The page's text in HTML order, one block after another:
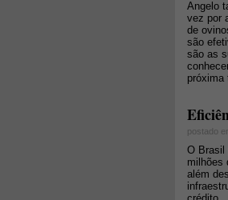
Angelo
vez por
de
são
são as
próxima
postado
O Brasil
milhões
além